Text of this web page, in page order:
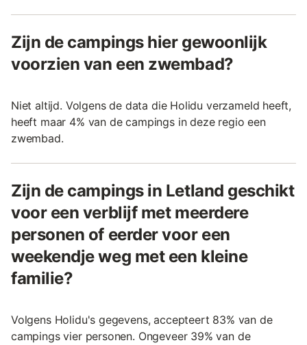
Zijn de campings hier gewoonlijk
voorzien van een zwembad?
Niet altijd. Volgens de data die Holidu verzameld heeft,
heeft maar 4% van de campings in deze regio een
zwembad.
Zijn de campings in Letland geschikt
voor een verblijf met meerdere
personen of eerder voor een
weekendje weg met een kleine
familie?
Volgens Holidu's gegevens, accepteert 83% van de
campings vier personen. Ongeveer 39% van de